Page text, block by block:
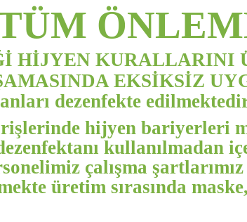
HİJYEN KURALLARINI
EKSİKSİZ
dezenfekte
hijyen bariyerleri
kullanılmadan
çalışma
üretim sırasında